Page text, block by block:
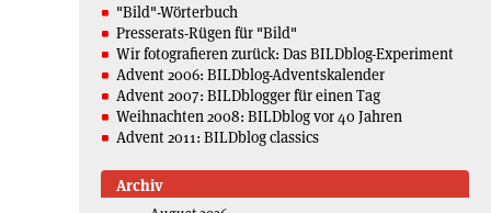
"Bild"-Wörterbuch
Presserats-Rügen für "Bild"
Wir fotografieren zurück: Das BILDblog-Experiment
Advent 2006: BILDblog-Adventskalender
Advent 2007: BILDblogger für einen Tag
Weihnachten 2008: BILDblog vor 40 Jahren
Advent 2011: BILDblog classics
Archiv